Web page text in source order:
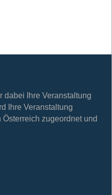
dabei Ihre Veranstaltung
Ihre Veranstaltung
zugeordnet und